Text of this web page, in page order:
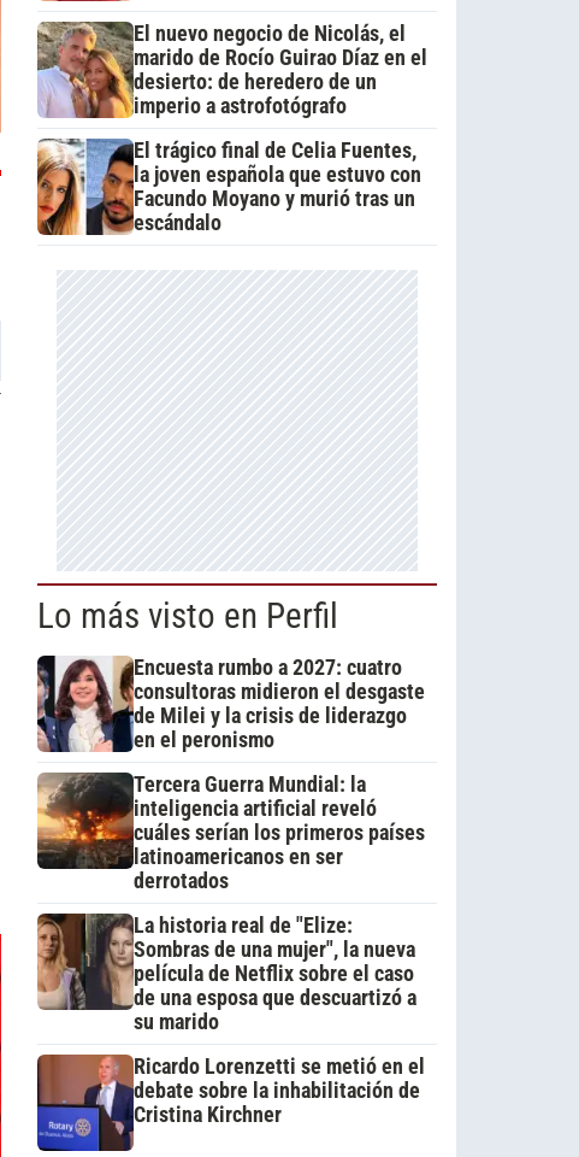
El nuevo negocio de Nicolás, el
marido de Rocío Guirao Díaz en el
desierto: de heredero de un
imperio a astrofotógrafo
El trágico final de Celia Fuentes,
la joven española que estuvo con
Facundo Moyano y murió tras un
escándalo
Lo más visto en Perfil
Encuesta rumbo a 2027: cuatro
consultoras midieron el desgaste
de Milei y la crisis de liderazgo
en el peronismo
Tercera Guerra Mundial: la
inteligencia artificial reveló
cuáles serían los primeros países
latinoamericanos en ser
derrotados
La historia real de "Elize:
Sombras de una mujer", la nueva
película de Netflix sobre el caso
de una esposa que descuartizó a
su marido
Ricardo Lorenzetti se metió en el
debate sobre la inhabilitación de
Cristina Kirchner